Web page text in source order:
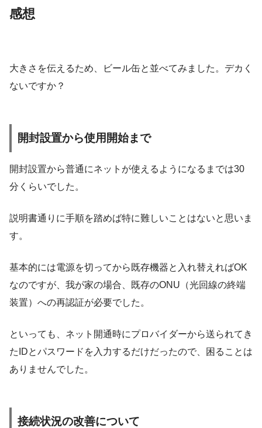
感想
大きさを伝えるため、ビール缶と並べてみました。デカく
ないですか？
開封設置から使用開始まで
開封設置から普通にネットが使えるようになるまでは30
分くらいでした。
説明書通りに手順を踏めば特に難しいことはないと思いま
す。
基本的には電源を切ってから既存機器と入れ替えればOK
なのですが、我が家の場合、既存のONU（光回線の終端
装置）への再認証が必要でした。
といっても、ネット開通時にプロバイダーから送られてき
たIDとパスワードを入力するだけだったので、困ることは
ありませんでした。
接続状況の改善について